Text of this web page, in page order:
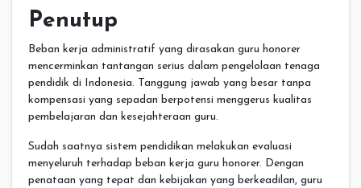
Penutup
Beban kerja administratif yang dirasakan guru honorer
mencerminkan tantangan serius dalam pengelolaan tenaga
pendidik di Indonesia. Tanggung jawab yang besar tanpa
kompensasi yang sepadan berpotensi menggerus kualitas
pembelajaran dan kesejahteraan guru.
Sudah saatnya sistem pendidikan melakukan evaluasi
menyeluruh terhadap beban kerja guru honorer. Dengan
penataan yang tepat dan kebijakan yang berkeadilan, guru